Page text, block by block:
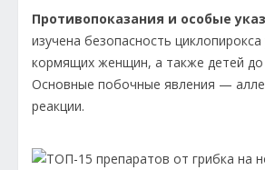
Противопоказания и особые
изучена безопасность
кормящих женщин, а также детей до
Основные побочные явления —
реакции.